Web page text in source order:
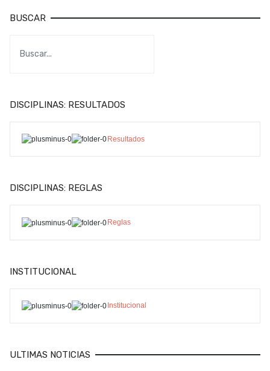
BUSCAR
DISCIPLINAS: RESULTADOS
Resultados
DISCIPLINAS: REGLAS
Reglas
INSTITUCIONAL
Institucional
ULTIMAS NOTICIAS